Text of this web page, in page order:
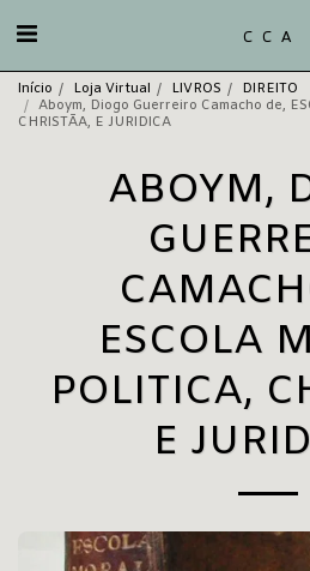
C C A
Início Loja Virtual LIVROS
DIREITO
Aboym, Diogo Guerreiro Camacho de,
CHRISTÃA, E JURIDICA
ABOYM,
ESCOLA
POLITICA,
E